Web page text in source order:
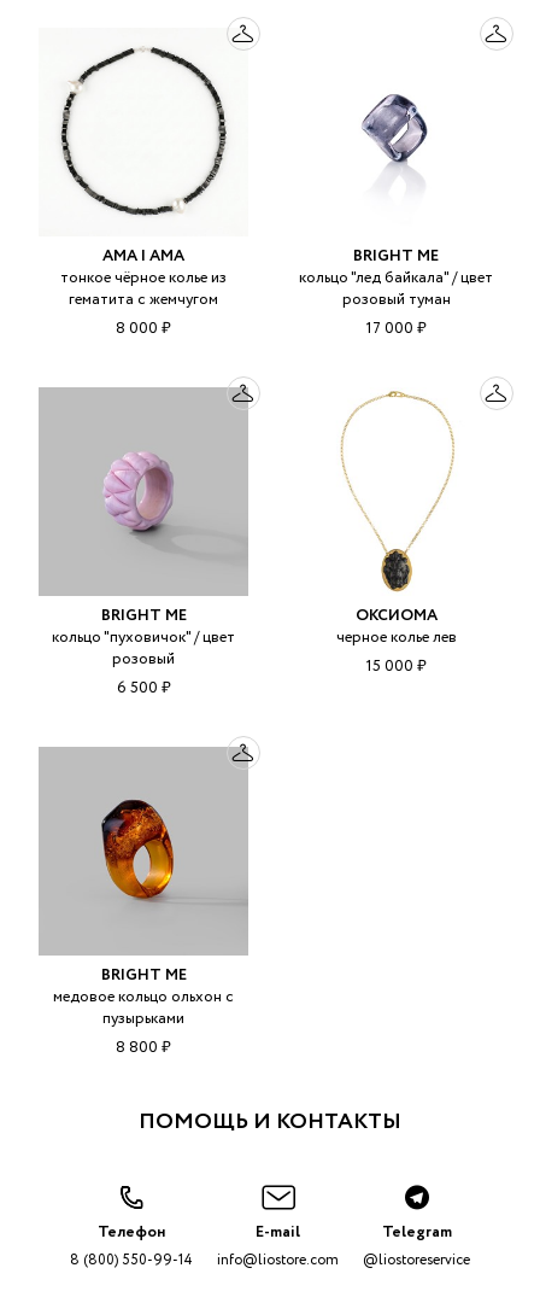
AMA | АМА
тонкое чёрное колье из
гематита с жемчугом
8 000 ₽
BRIGHT ME
кольцо "лед байкала" / цвет
розовый туман
17 000 ₽
BRIGHT ME
кольцо "пуховичок" / цвет
розовый
6 500 ₽
ОКСИОМА
черное колье лев
15 000 ₽
BRIGHT ME
медовое кольцо ольхон с
пузырьками
8 800 ₽
ПОМОЩЬ И КОНТАКТЫ
Телефон
8 (800) 550-99-14
E-mail
info@liostore.com
Telegram
@liostoreservice